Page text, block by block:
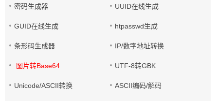
密码生成器 UUID在线生成
GUID在线生成 htpasswd生成
条形码生成器 IP/数字地址转换
图片转Base64 UTF-8转GBK
Unicode/ASCII转换 ASCII编码/解码